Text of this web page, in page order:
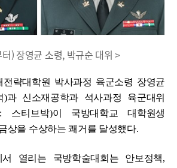
) 장영균 소령, 박규순 대위 >
략대학원 박사과정 육군소령 장영균
)과 신소재공학과 석사과정 육군대위
: 스티브박)이 국방대학교 대학원생
상을 수상하는 쾌거를 달성했다.
서 열리는 국방학술대회는 안보정책,